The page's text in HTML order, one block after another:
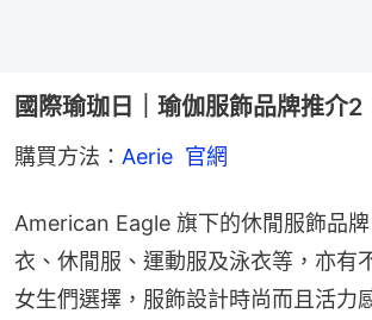
國際瑜珈日｜瑜伽服飾品牌推介
購買方法： Aerie  官網
American Eagle 旗下的休閒服飾品
衣、休閒服、運動服及泳衣等，亦有
女生們選擇，服飾設計時尚而且活力